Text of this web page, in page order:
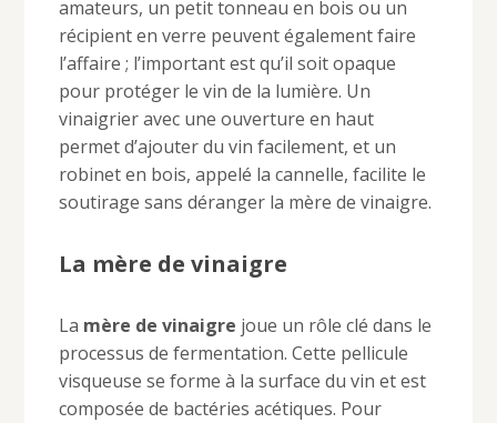
amateurs, un petit tonneau en bois ou un
récipient en verre peuvent également faire
l’affaire ; l’important est qu’il soit opaque
pour protéger le vin de la lumière. Un
vinaigrier avec une ouverture en haut
permet d’ajouter du vin facilement, et un
robinet en bois, appelé la cannelle, facilite le
soutirage sans déranger la mère de vinaigre.
La mère de vinaigre
La mère de vinaigre joue un rôle clé dans le
processus de fermentation. Cette pellicule
visqueuse se forme à la surface du vin et est
composée de bactéries acétiques. Pour